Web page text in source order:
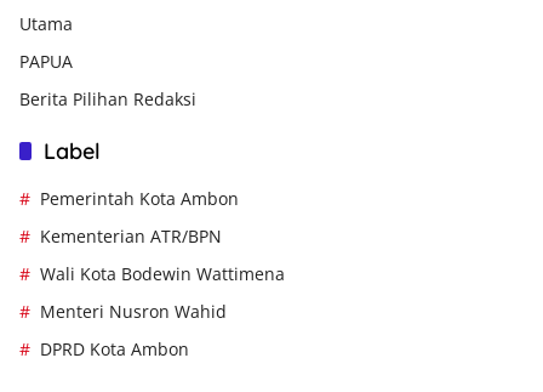
Utama
PAPUA
Berita Pilihan Redaksi
Label
Pemerintah Kota Ambon
Kementerian ATR/BPN
Wali Kota Bodewin Wattimena
Menteri Nusron Wahid
DPRD Kota Ambon